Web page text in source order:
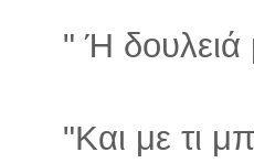
" Ή δουλειά
"Και με τι